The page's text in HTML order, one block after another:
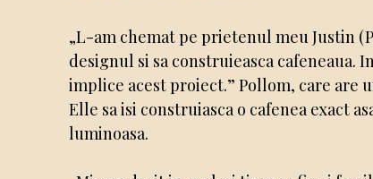
„L-am chemat pe prietenul meu Justin
designul si sa construieasca cafeneaua.
implice acest proiect.” Pollom, care are
Elle sa isi construiasca o cafenea exact
luminoasa.